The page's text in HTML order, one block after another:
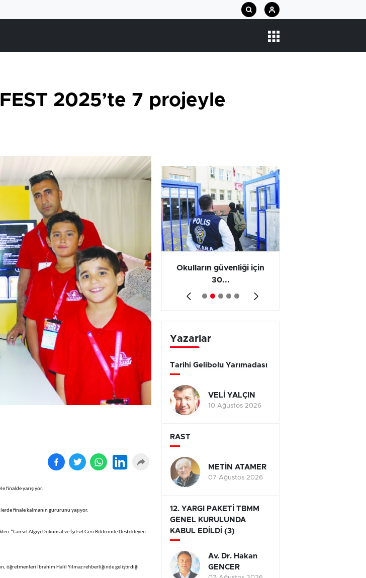
2025’te 7 projeyle
finalde yarışıyor.
finale kalmanın gururunu yaşıyor.
“Görsel Algıyı Dokunsal ve İşitsel Geri Bildirimle Destekleyen
öğretmenleri İbrahim Halil Yılmaz rehberliğinde geliştirdiği
kedisi
Altında sert yükseliş
sürüyo...
Okulların güvenliği için
30...
Yazarlar
Tarihi Gelibolu Yarımadası
VELİ YALÇIN
10 Ağustos 2026
RAST
METİN ATAMER
07 Ağustos 2026
12. YARGI PAKETİ TBMM
GENEL KURULUNDA
KABUL EDİLDİ (3)
Av. Dr. Hakan
GENCER